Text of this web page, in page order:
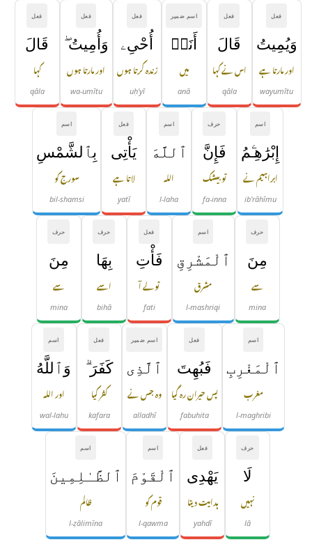
فعل
وَيُمِيتُ
اور مارتا ہے
wayumītu
فعل
قَالَ
اس نے کہا
qāla
اسم ضمیر
أَنَا۠
میں
anā
فعل
أُحْىِۦ
زندہ کرتا ہوں
uḥ'yī
فعل
وَأُمِيتُ ۖ
اور مارتا ہوں
wa-umītu
فعل
قَالَ
کہا
qāla
اسم
إِبْرَٰهِـۧمُ
ابراہیم نے
ib'rāhīmu
حرف
فَإِنَّ
تو بیشک
fa-inna
اسم
ٱللَّهَ
اللہ
l-laha
فعل
يَأْتِى
لاتا ہے
yatī
اسم
بِٱلشَّمْسِ
سورج کو
bil-shamsi
حرف
مِنَ
سے
mina
اسم
ٱلْمَشْرِقِ
مشرق
l-mashriqi
فعل
فَأْتِ
تو لے آ
fati
حرف
بِهَا
اسے
bihā
حرف
مِنَ
سے
mina
اسم
ٱلْمَغْرِبِ
مغرب
l-maghribi
فعل
فَبُهِتَ
پس حیران رہ گیا
fabuhita
اسم ضمیر
ٱلَّذِى
وہ جس نے
alladhī
فعل
كَفَرَ ۗ
کفر کیا
kafara
اسم
وَٱللَّهُ
اور اللہ
wal-lahu
حرف
لَا
نہیں
lā
فعل
يَهْدِى
ہدایت دیتا
yahdī
اسم
ٱلْقَوْمَ
قوم کو
l-qawma
اسم
ٱلظَّـٰلِمِينَ
ظالم
l-ẓālimīna